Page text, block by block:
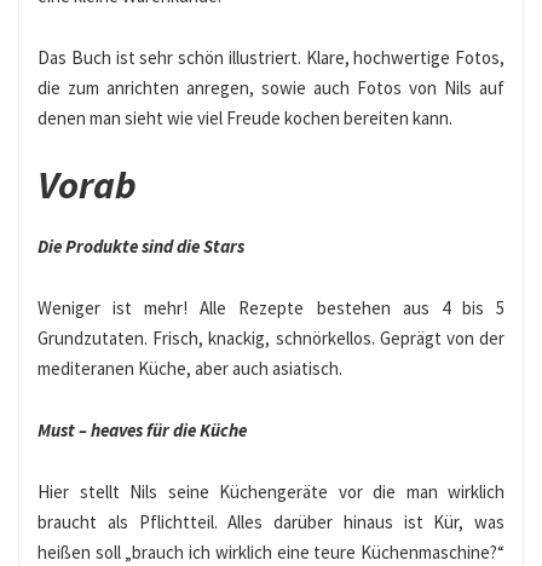
Das Buch ist sehr schön illustriert. Klare, hochwertige Fotos,
die zum anrichten anregen, sowie auch Fotos von Nils auf
denen man sieht wie viel Freude kochen bereiten kann.
Vorab
Die Produkte sind die Stars
Weniger ist mehr! Alle Rezepte bestehen aus 4 bis 5
Grundzutaten. Frisch, knackig, schnörkellos. Geprägt von der
mediteranen Küche, aber auch asiatisch.
Must – heaves für die Küche
Hier stellt Nils seine Küchengeräte vor die man wirklich
braucht als Pflichtteil. Alles darüber hinaus ist Kür, was
heißen soll „brauch ich wirklich eine teure Küchenmaschine?“